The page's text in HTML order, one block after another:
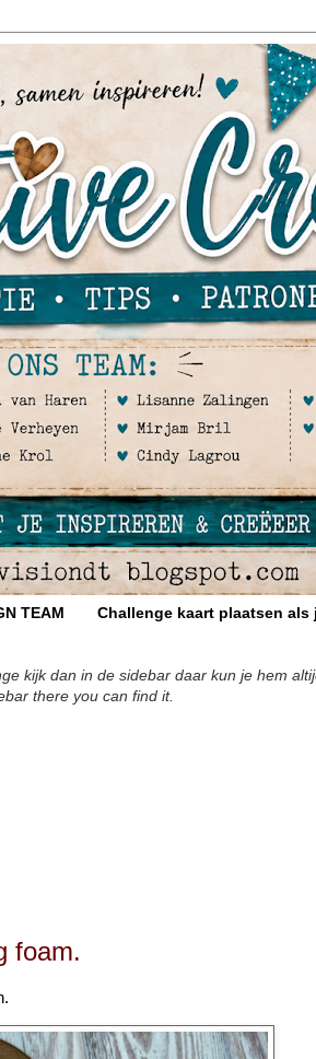
TEAM Challenge kaart plaatsen
kijk dan in de sidebar daar kun je hem
there you can find it.
foam.